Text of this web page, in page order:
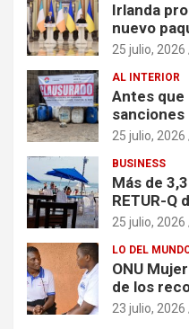
Irlanda
nuevo
millones
25 julio, 2026
AL INTERIOR
Antes que
sanciones
25 julio, 2026
BUSINESS
Más de
RETUR-Q
25 julio, 2026
LO DEL
ONU
de los
23 julio, 2026